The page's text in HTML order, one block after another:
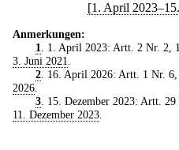
[1. April
Anmerkungen:
1. 1. April 2023: Artt. 2 Nr. 2,
3. Juni 2021.
2. 16. April 2026: Artt. 1 Nr. 6,
2026.
3. 15. Dezember 2023: Artt. 29
11. Dezember 2023.